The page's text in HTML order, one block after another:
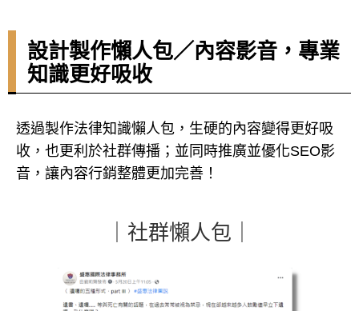
設計製作懶人包／內容影音，專業
知識更好吸收
透過製作法律知識懶人包，生硬的內容變得更好吸
收，也更利於社群傳播；並同時推廣並優化SEO影
音，讓內容行銷整體更加完善！
｜社群懶人包｜